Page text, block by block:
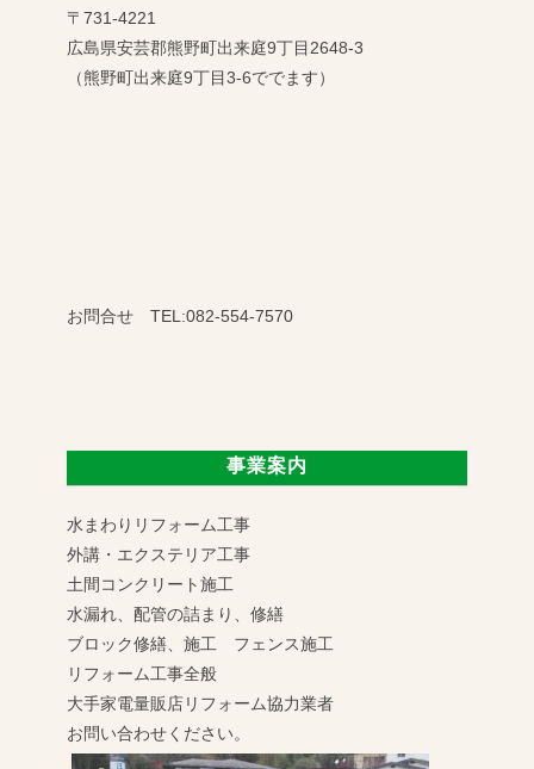
〒731-4221
広島県安芸郡熊野町出来庭9丁目2648-3
（熊野町出来庭9丁目3-6ででます）
お問合せ TEL:082-554-7570
事業案内
水まわりリフォーム工事
外講・エクステリア工事
土間コンクリート施工
水漏れ、配管の詰まり、修繕
ブロック修繕、施工 フェンス施工
リフォーム工事全般
大手家電量販店リフォーム協力業者
お問い合わせください。